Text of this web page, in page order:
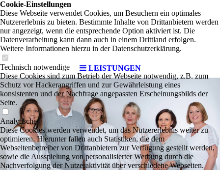
LEISTUNGEN
Cookie-Einstellungen
Diese Webseite verwendet Cookies, um Besuchern ein optimales
Nutzererlebnis zu bieten. Bestimmte Inhalte von Drittanbietern werden
nur angezeigt, wenn die entsprechende Option aktiviert ist. Die
Datenverarbeitung kann dann auch in einem Drittland erfolgen.
Weitere Informationen hierzu in der Datenschutzerklärung.
Technisch notwendige
Diese Cookies sind zum Betrieb der Webseite notwendig, z.B. zum
Schutz vor Hackerangriffen und zur Gewährleistung eines
konsistenten und der Nachfrage angepassten Erscheinungsbilds der
Seite.
Analytische
Diese Cookies werden verwendet, um das Nutzererlebnis weiter zu
optimieren. Hierunter fallen auch Statistiken, die dem
Webseitenbetreiber von Drittanbietern zur Verfügung gestellt werden,
sowie die Ausspielung von personalisierter Werbung durch die
Nachverfolgung der Nutzeraktivität über verschiedene Webseiten.